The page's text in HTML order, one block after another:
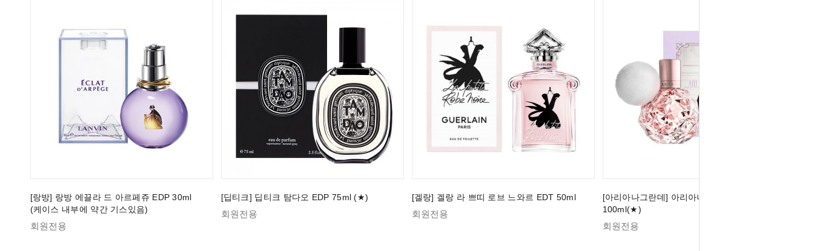
[랑방] 랑방 에끌라 드 아르페쥬 EDP 30ml
(케이스 내부에 약간 기스있음)
회원전용
[딥티크] 딥티크 탐다오 EDP 75ml (★)
회원전용
[겔랑] 겔랑 라 쁘띠 로브 느와르 EDT 50ml
회원전용
[아리아나그란데] 아리아나 그란데 아리 EDP
100ml(★)
회원전용